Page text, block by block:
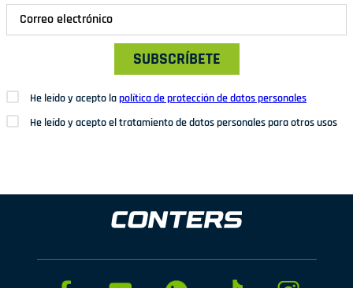
SUBSCRÍBETE
He leído y acepto lapolítica de protección de datos personales
He leído y acepto el tratamiento de datos personales para otros usos